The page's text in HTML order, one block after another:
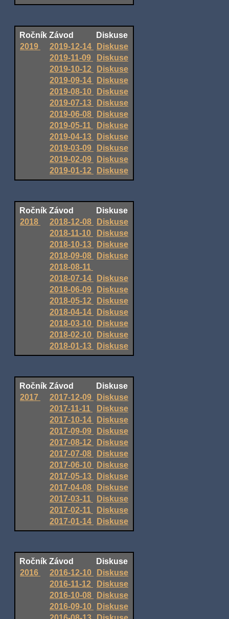
Ročník Závod
Diskuse
2019
2019-12-14
Diskuse
2019-11-09
Diskuse
2019-10-12
Diskuse
2019-09-14
Diskuse
2019-08-10
Diskuse
2019-07-13
Diskuse
2019-06-08
Diskuse
2019-05-11
Diskuse
2019-04-13
Diskuse
2019-03-09
Diskuse
2019-02-09
Diskuse
2019-01-12
Diskuse
Ročník Závod
Diskuse
2018
2018-12-08
Diskuse
2018-11-10
Diskuse
2018-10-13
Diskuse
2018-09-08
Diskuse
2018-08-11
2018-07-14
Diskuse
2018-06-09
Diskuse
2018-05-12
Diskuse
2018-04-14
Diskuse
2018-03-10
Diskuse
2018-02-10
Diskuse
2018-01-13
Diskuse
Ročník Závod
Diskuse
2017
2017-12-09
Diskuse
2017-11-11
Diskuse
2017-10-14
Diskuse
2017-09-09
Diskuse
2017-08-12
Diskuse
2017-07-08
Diskuse
2017-06-10
Diskuse
2017-05-13
Diskuse
2017-04-08
Diskuse
2017-03-11
Diskuse
2017-02-11
Diskuse
2017-01-14
Diskuse
Ročník Závod
Diskuse
2016
2016-12-10
Diskuse
2016-11-12
Diskuse
2016-10-08
Diskuse
2016-09-10
Diskuse